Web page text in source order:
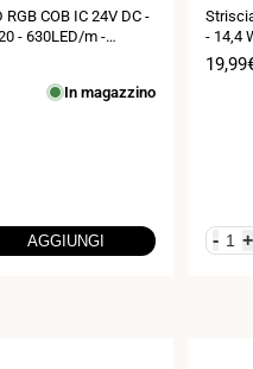
COB IC 24V DC -
- 630LED/m -
- 5 metri
In magazzino
AGGIUNGI
- 14,4
- +